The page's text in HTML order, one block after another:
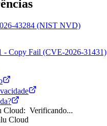
43284 (NIST NVD)
- Copy Fail (CVE-2026-31431)
Cloud: Verificando...
Cloud